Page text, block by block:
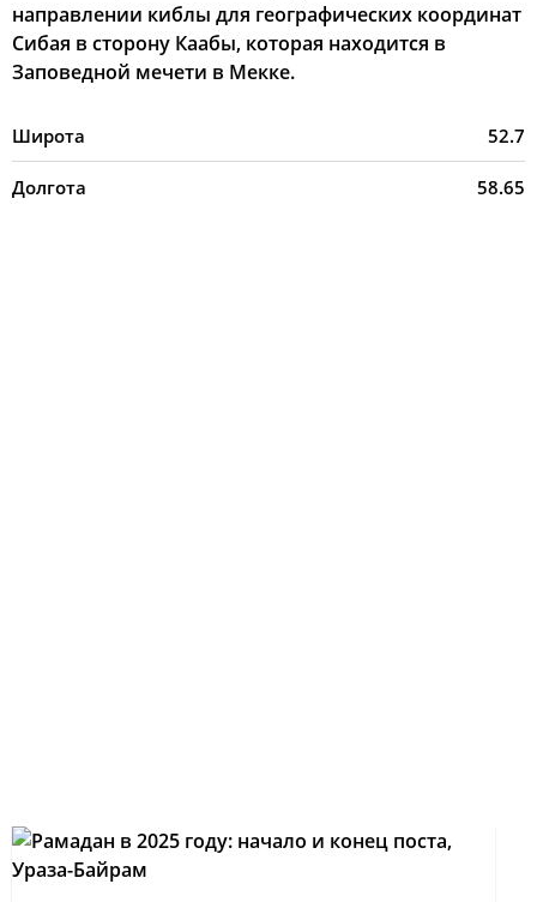
направлении киблы для географических координат
Сибая в сторону Каабы, которая находится в
Заповедной мечети в Мекке.
Широта 52.7
Долгота 58.65